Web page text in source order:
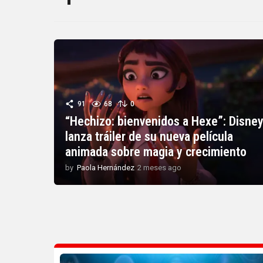
91 68 0
“Hechizo: bienvenidos a Hexe”: Disney
lanza tráiler de su nueva película
animada sobre magia y crecimiento
by Paola Hernández 2 meses ago
m
g